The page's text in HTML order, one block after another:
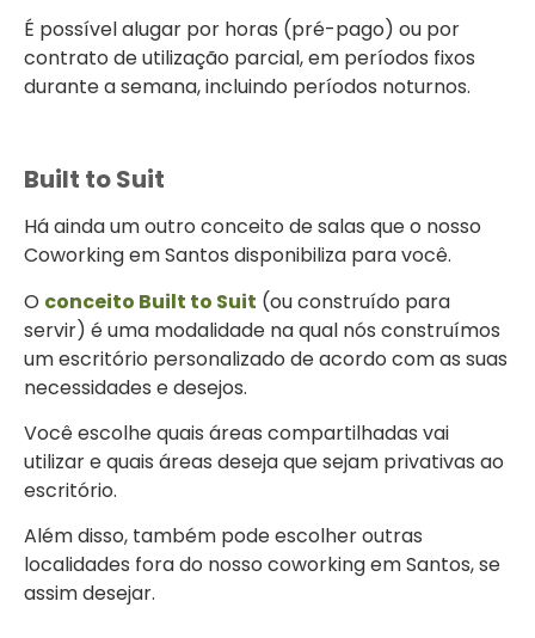
É possível alugar por horas (pré-pago) ou por
contrato de utilização parcial, em períodos fixos
durante a semana, incluindo períodos noturnos.
Built to Suit
Há ainda um outro conceito de salas que o nosso
Coworking em Santos disponibiliza para você.
O conceito Built to Suit (ou construído para
servir) é uma modalidade na qual nós construímos
um escritório personalizado de acordo com as suas
necessidades e desejos.
Você escolhe quais áreas compartilhadas vai
utilizar e quais áreas deseja que sejam privativas ao
escritório.
Além disso, também pode escolher outras
localidades fora do nosso coworking em Santos, se
assim desejar.